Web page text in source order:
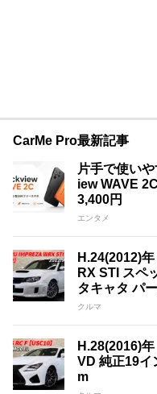
CarMe Pro最新記事
片手で使い
iew WAVE
3,400円
エンタメ
H.24(2012)
RX STI スペ
タキャタ パ
クルマ
H.28(2016)
VD 純正19イ
m